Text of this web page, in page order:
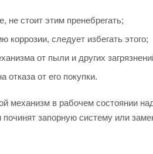
не стоит этим пренебрегать;
коррозии, следует избегать этого;
от пыли и других
отказа от его покупки.
механизм в рабочем состоянии
запорную систему или